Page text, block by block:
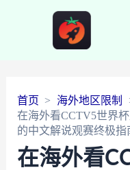
首页
海外地区限制
在海外看CCTV5世界
的中文解说观赛终极指
在海外看